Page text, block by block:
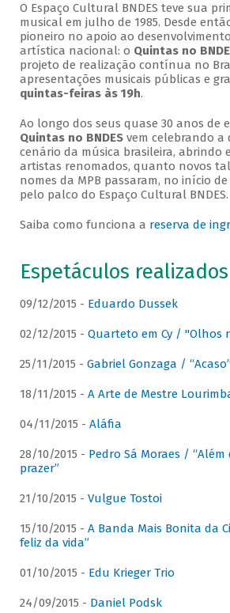
O Espaço Cultural BNDES teve sua
musical em julho de 1985. Desde
pioneiro no apoio ao
artística nacional: o Quintas no
projeto de realização contínua no
apresentações musicais públicas e
quintas-feiras às 19h.
Ao longo dos seus quase 30 anos de
Quintas no BNDESvem celebrando a
cenário da música brasileira, abrindo
artistas renomados, quanto novos
nomes da MPB passaram, no início
pelo palco do Espaço Cultural BNDES.
Saiba como funciona a reserva de
Espetáculos realizados
09/12/2015 - Eduardo Dussek
02/12/2015 - Quarteto em Cy / "Olhos
25/11/2015 - Gabriel Gonzaga / “Acaso”
18/11/2015 - A Arte de Mestre
04/11/2015 - Aláfia
28/10/2015 - Pedro Sá Moraes /
prazer”
21/10/2015 - Vulgue Tostoi
15/10/2015 - A Banda Mais Bonita da
feliz da vida”
01/10/2015 - Edu Krieger Trio
24/09/2015 - Daniel Podsk